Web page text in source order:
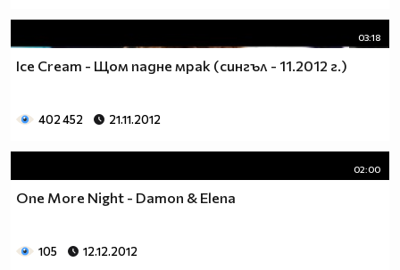
03:18
Ice Cream - Щом падне мрак (сингъл - 11.2012 г.)
402 452 21.11.2012
02:00
One More Night - Damon & Elena
105 12.12.2012